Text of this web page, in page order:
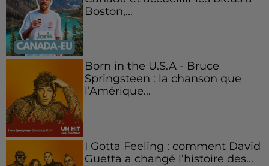
Boston,...
Born in the U.S.A - Bruce
Springsteen : la chanson que
l’Amérique...
I Gotta Feeling : comment David
Guetta a changé l’histoire des...